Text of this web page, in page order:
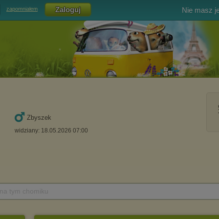
zapomniałem Nie masz
Zbyszek
widziany: 18.05.2026 07:00